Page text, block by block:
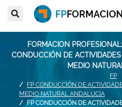
FORMACION
CONDUCCIÓN DE
MEDIO
FP
FP CONDUCCIÓN DE
MEDIO NATURAL ANDALUCÍA
FP CONDUCCIÓN DE